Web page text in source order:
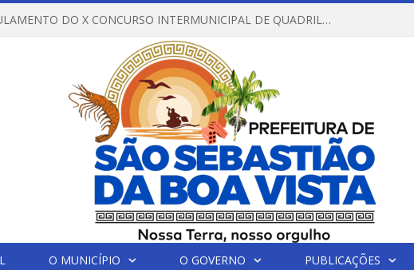
REGULAMENTO DO X CONCURSO INTERMUNICIPAL DE QUADRILHAS JUNINAS – 2026 – ARRAIÁ DA VENEZA
O MUNICÍPIO O GOVERNO PUBLICAÇÕES